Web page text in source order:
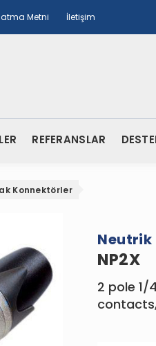
Metni İletişim
REFERANSLAR
Konnektörler
Neutrik
NP2X
2 pole 1/